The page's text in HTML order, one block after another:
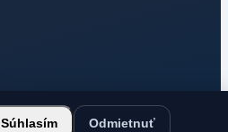
Súhlasím Odmietnuť